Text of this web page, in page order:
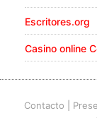
Escritores.org
Casino online
Contacto